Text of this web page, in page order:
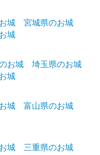
城
宮城県のお城
城
お城
埼玉県のお城
城
城
富山県のお城
城
三重県のお城